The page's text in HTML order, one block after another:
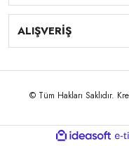
ALIŞVERİŞ
© Tüm Hakları Saklıdır.